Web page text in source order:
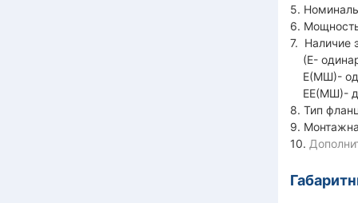
5.
6.
7. Наличие
(Е-
Е(МШ)-
ЕЕ(МШ)-
8. Тип
9.
10.